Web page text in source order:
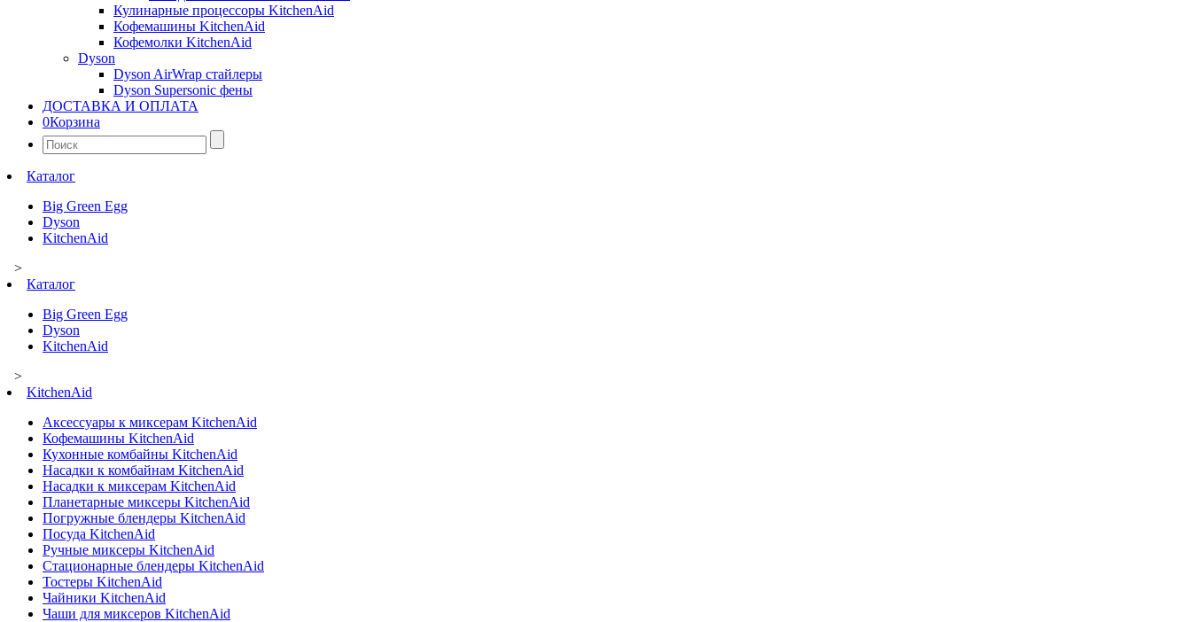
Кулинарные процессоры KitchenAid
Кофемашины KitchenAid
Кофемолки KitchenAid
Dyson
Dyson AirWrap стайлеры
Dyson Supersonic фены
ДОСТАВКА И ОПЛАТА
0Корзина
Найти:
Каталог
Big Green Egg
Dyson
KitchenAid
>
Каталог
Big Green Egg
Dyson
KitchenAid
>
KitchenAid
Аксессуары к миксерам KitchenAid
Кофемашины KitchenAid
Кухонные комбайны KitchenAid
Насадки к комбайнам KitchenAid
Насадки к миксерам KitchenAid
Планетарные миксеры KitchenAid
Погружные блендеры KitchenAid
Посуда KitchenAid
Ручные миксеры KitchenAid
Стационарные блендеры KitchenAid
Тостеры KitchenAid
Чайники KitchenAid
Чаши для миксеров KitchenAid